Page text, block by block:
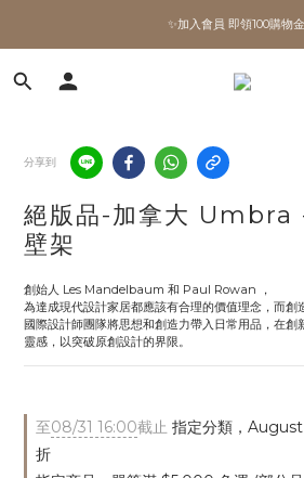
✨加入會員 即領100購物
✨加入會員 即領100購物
全館滿額現折🔥
✨加入會員 即領100購物金
分享到
絕版品-加拿大
壁架
創始人 Les Mandelbaum 和 Paul Rowan ，
為達成現代設計家居都應該有合理的價值理念，而創
國際設計師團隊將思想和創造力帶入日常用品，在創
靈感，以突破原創設計的界限。
至08/31 16:00截止 指定分類，August
折